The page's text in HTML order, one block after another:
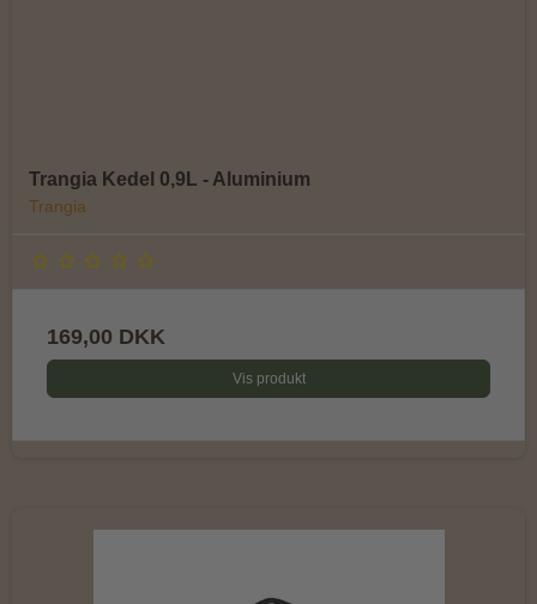
Trangia Kedel 0,9L - Aluminium
Trangia
169,00 DKK
Vis produkt